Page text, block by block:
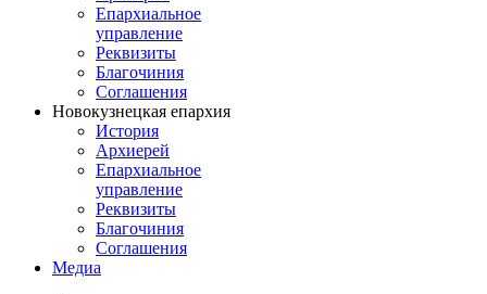
Епархиальное
управление
Реквизиты
Благочиния
Соглашения
Новокузнецкая епархия
История
Архиерей
Епархиальное
управление
Реквизиты
Благочиния
Соглашения
Медиа